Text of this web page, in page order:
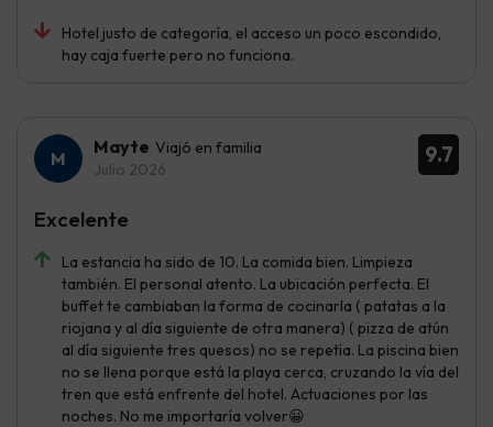
Hotel justo de categoría, el acceso un poco escondido,
hay caja fuerte pero no funciona.
9.7
Mayte Viajó en familia
Julio 2026
La estancia ha sido de 10. La comida bien. Limpieza
también. El personal atento. La ubicación perfecta. El
buffet te cambiaban la forma de cocinarla ( patatas a la
riojana y al día siguiente de otra manera) ( pizza de atún
al día siguiente tres quesos) no se repetía. La piscina bien
no se llena porque está la playa cerca, cruzando la vía del
tren que está enfrente del hotel. Actuaciones por las
noches. No me importaría volver😀
Excelente